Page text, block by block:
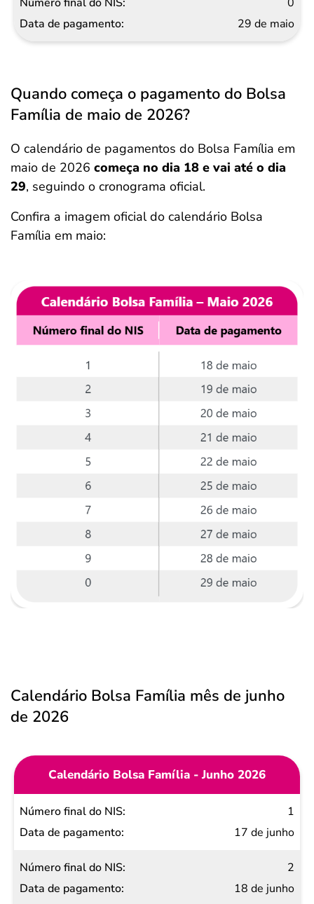
29 de maio
Quando começa o pagamento do Bolsa
Família de maio de 2026?
O calendário de pagamentos do Bolsa Família em
maio de 2026 começa no dia 18 e vai até o dia
29, seguindo o cronograma oficial.
Confira a imagem oficial do calendário Bolsa
Família em maio:
Calendário Bolsa Família mês de junho
de 2026
Calendário Bolsa Família - Junho 2026
Número
final do
Data de
pagamento
1
17 de junho
2
18 de junho